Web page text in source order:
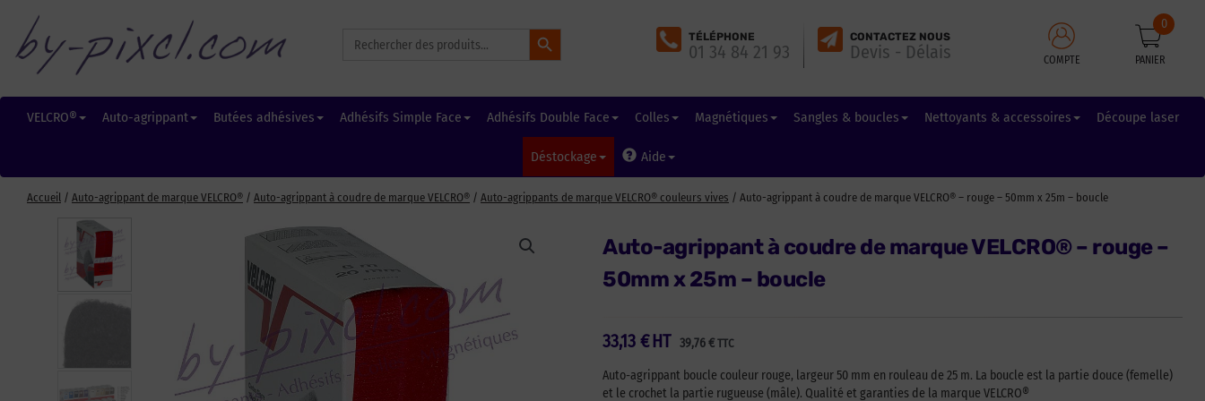
for:
Search Button
TÉLÉPHONE
01 34 84 21 93
CONTACTEZ NOUS
Devis - Délais COMPTE PANIER
0
VELCRO® Auto-agrippant Butées adhésives Adhésifs Simple Face Adhésifs Double Face Colles Magnétiques Sangles & boucles Nettoyants & accessoires Découpe laser
Déstockage Aide
Accueil / Auto-agrippant de marque VELCRO® / Auto-agrippant à coudre de marque VELCRO® / Auto-agrippants de marque VELCRO® couleurs vives / Auto-agrippant à coudre de marque VELCRO® – rouge – 50mm x 25m – boucle
Auto-agrippant à coudre de marque VELCRO® – rouge –
50mm x 25m – boucle
33,13 € 39,76€ TTC
HT
Auto-agrippant boucle couleur rouge, largeur 50 mm en rouleau de 25 m. La boucle est la partie douce (femelle)
et le crochet la partie rugueuse (mâle). Qualité et garanties de la marque VELCRO®